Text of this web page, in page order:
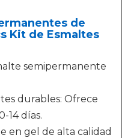
de
Kit de Esmaltes
semipermanente
durables: Ofrece
14 días.
en gel de alta calidad